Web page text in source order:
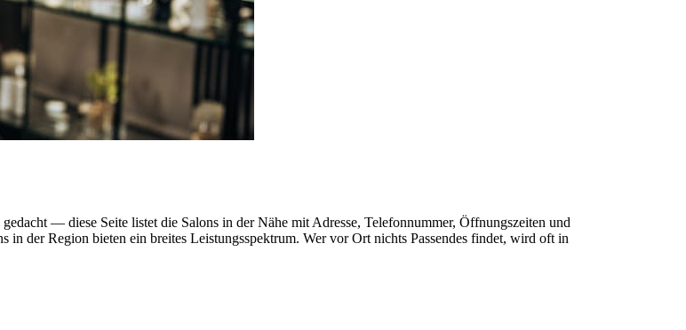
— diese Seite listet die Salons in der Nähe mit Adresse, Telefonnummer, Öffnungszeiten und
der Region bieten ein breites Leistungsspektrum. Wer vor Ort nichts Passendes findet, wird oft in